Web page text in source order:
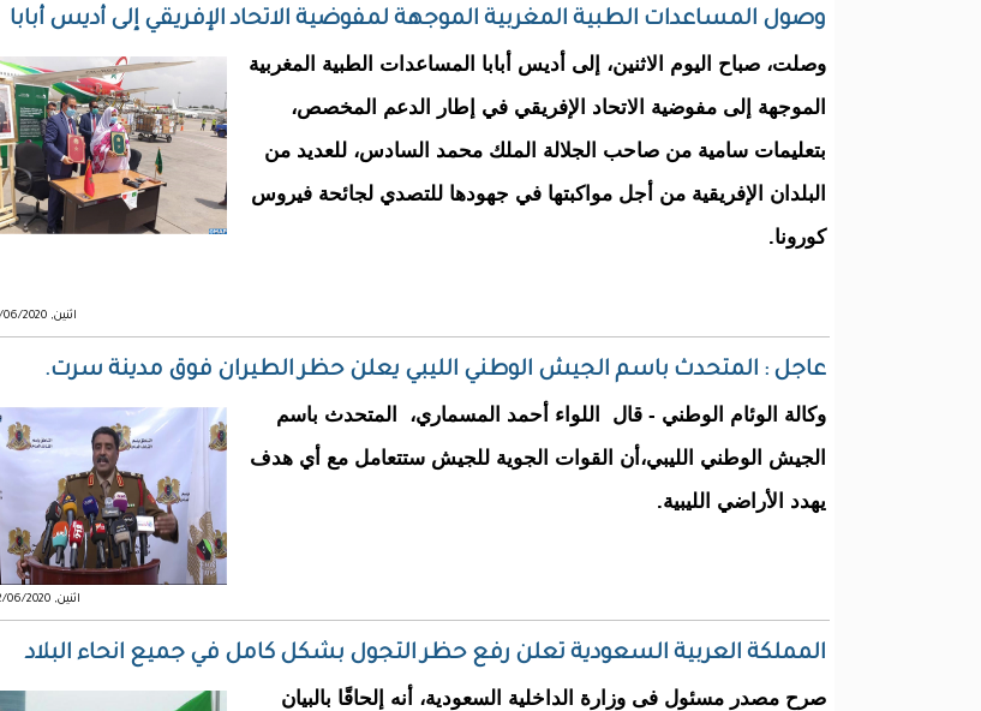
وصول المساعدات الطبية المغربية الموجهة لمفوضية الاتحاد الإفريقي إلى أديس أبابا
وصلت، صباح اليوم الاثنين، إلى أديس أبابا المساعدات الطبية المغربية
الموجهة إلى مفوضية الاتحاد الإفريقي في إطار الدعم المخصص،
بتعليمات سامية من صاحب الجلالة الملك محمد السادس، للعديد من
البلدان الإفريقية من أجل مواكبتها في جهودها للتصدي لجائحة فيروس
كورونا.
اثنين, 22/06/2020 - 11:03
عاجل : المتحدث باسم الجيش الوطني الليبي يعلن حظر الطيران فوق مدينة سرت.
وكالة الوئام الوطني - قال اللواء أحمد المسماري، المتحدث باسم
الجيش الوطني الليبي،أن القوات الجوية للجيش ستتعامل مع أي هدف
يهدد الأراضي الليبية.
اثنين, 22/06/2020 - 10:36
المملكة العربية السعودية تعلن رفع حظر التجول بشكل كامل في جميع انحاء البلاد
صرح مصدر مسئول فى وزارة الداخلية السعودية، أنه إلحاقًا بالبيان